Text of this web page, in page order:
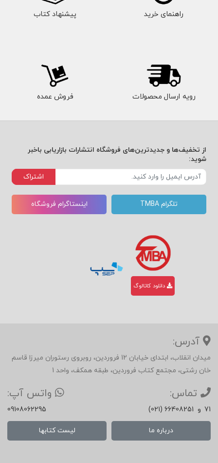
راهنمای خرید پیشنهاد کتاب
رویه ارسال محصولات فروش عمده
از تخفیف‌ها و جدیدترین‌های فروشگاه انتشارات بازاریابی باخبر
شوید:
اشتراک
تلگرام TMBA اینستاگرام فروشگاه
دانلود کاتالوگ
آدرس:
میدان انقلاب، ابتدای خیابان 12 فروردین، روبروی رستوران میرزا قاسم
خان رشتی، مجتمع کتاب فروردین، طبقه همکف، واحد 1
تماس:
(021) 66408251 و 71
واتس آپ:
09108062295
درباره ما لیست کتابها